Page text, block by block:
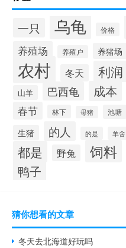
一只 乌龟 价格
养殖场 养殖户 养猪场
农村 冬天 利润
山羊 巴西龟 成本
春节
林下 母猪 池塘
生猪 的人 的是 羊舍
都是 野兔 饲料
鸭子
猜你想看的文章
冬天去北海道好玩吗